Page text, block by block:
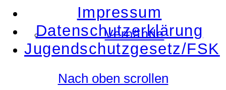
Verbände
Impressum
Datenschutzerklärung
Jugendschutzgesetz/FSK
Nach oben scrollen